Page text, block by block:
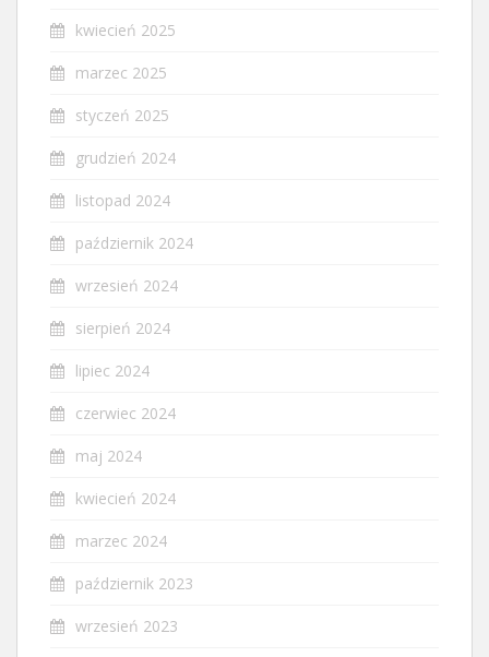
kwiecień 2025
marzec 2025
styczeń 2025
grudzień 2024
listopad 2024
październik 2024
wrzesień 2024
sierpień 2024
lipiec 2024
czerwiec 2024
maj 2024
kwiecień 2024
marzec 2024
październik 2023
wrzesień 2023